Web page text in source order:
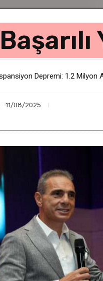
Depremi: 1.2
11/08/2025